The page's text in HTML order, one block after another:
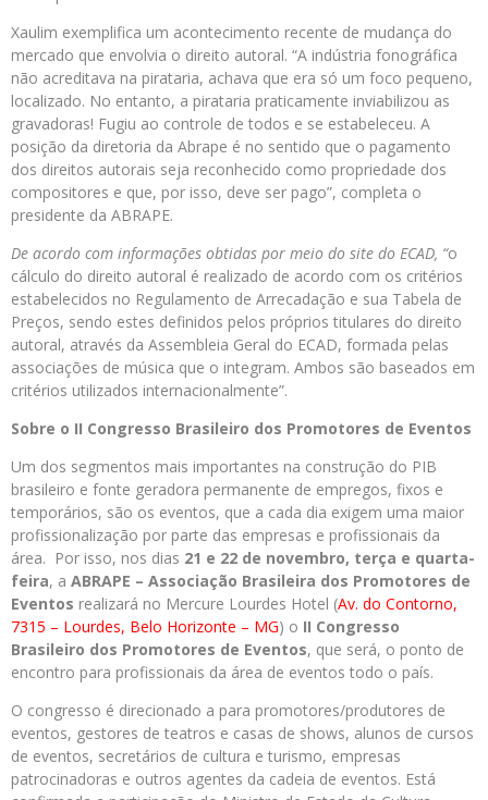
Xaulim exemplifica um acontecimento recente de mudança do
mercado que envolvia o direito autoral. “A indústria fonográfica
não acreditava na pirataria, achava que era só um foco pequeno,
localizado. No entanto, a pirataria praticamente inviabilizou as
gravadoras! Fugiu ao controle de todos e se estabeleceu. A
posição da diretoria da Abrape é no sentido que o pagamento
dos direitos autorais seja reconhecido como propriedade dos
compositores e que, por isso, deve ser pago”, completa o
presidente da ABRAPE.
De acordo com informações obtidas por meio do site do ECAD, “o
cálculo do direito autoral é realizado de acordo com os critérios
estabelecidos no Regulamento de Arrecadação e sua Tabela de
Preços, sendo estes definidos pelos próprios titulares do direito
autoral, através da Assembleia Geral do ECAD, formada pelas
associações de música que o integram. Ambos são baseados em
critérios utilizados internacionalmente”.
Sobre o II Congresso Brasileiro dos Promotores de Eventos
Um dos segmentos mais importantes na construção do PIB
brasileiro e fonte geradora permanente de empregos, fixos e
temporários, são os eventos, que a cada dia exigem uma maior
profissionalização por parte das empresas e profissionais da
área. Por isso, nos dias 21 e 22 de novembro, terça e quarta-
feira, a ABRAPE – Associação Brasileira dos Promotores de
Eventos realizará no Mercure Lourdes Hotel (Av. do Contorno,
7315 – Lourdes, Belo Horizonte – MG) o II Congresso
Brasileiro dos Promotores de Eventos, que será, o ponto de
encontro para profissionais da área de eventos todo o país.
O congresso é direcionado a para promotores/produtores de
eventos, gestores de teatros e casas de shows, alunos de cursos
de eventos, secretários de cultura e turismo, empresas
patrocinadoras e outros agentes da cadeia de eventos. Está